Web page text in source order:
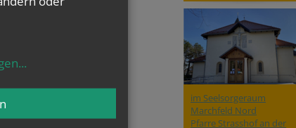
im Seelsorgeraum
Marchfeld Nord
Pfarre Strasshof an der
...